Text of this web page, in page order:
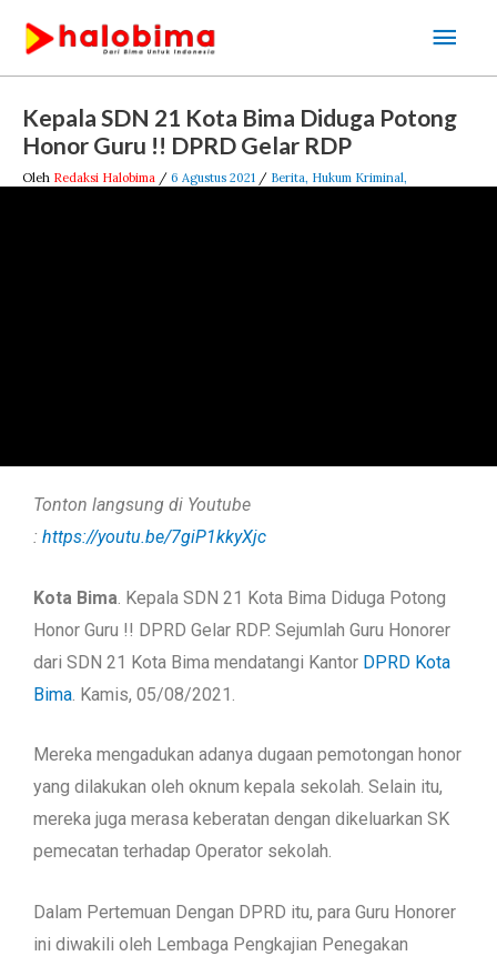
konten
Kepala SDN 21 Kota Bima Diduga Potong
Honor Guru !! DPRD Gelar RDP
Oleh Redaksi Halobima / 6 Agustus 2021 / Berita, Hukum Kriminal,
Tonton langsung di Youtube
: https://youtu.be/7giP1kkyXjc
Kota Bima . Kepala SDN 21 Kota Bima Diduga Potong
Honor Guru !! DPRD Gelar RDP. Sejumlah Guru Honorer
dari SDN 21 Kota Bima mendatangi Kantor DPRD Kota
Bima . Kamis, 05/08/2021.
Mereka mengadukan adanya dugaan pemotongan honor
yang dilakukan oleh oknum kepala sekolah. Selain itu,
mereka juga merasa keberatan dengan dikeluarkan SK
pemecatan terhadap Operator sekolah.
Dalam Pertemuan Dengan DPRD itu, para Guru Honorer
ini diwakili oleh Lembaga Pengkajian Penegakan
navigation